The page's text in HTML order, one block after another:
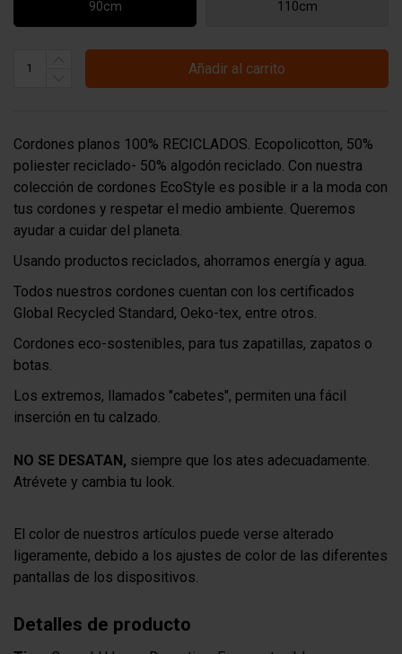
90cm 110cm
Añadir al carrito
Cordones planos 100% RECICLADOS. Ecopolicotton, 50%
poliester reciclado- 50% algodón reciclado. Con nuestra
colección de cordones EcoStyle es posible ir a la moda con
tus cordones y respetar el medio ambiente. Queremos
ayudar a cuidar del planeta.
Usando productos reciclados, ahorramos energía y agua.
Todos nuestros cordones cuentan con los certificados
Global Recycled Standard, Oeko-tex, entre otros.
Cordones eco-sostenibles, para tus zapatillas, zapatos o
botas.
Los extremos, llamados "cabetes", permiten una fácil
inserción en tu calzado.
NO SE DESATAN, siempre que los ates adecuadamente.
Atrévete y cambia tu look.
El color de nuestros artículos puede verse alterado
ligeramente, debido a los ajustes de color de las diferentes
pantallas de los dispositivos.
Detalles de producto